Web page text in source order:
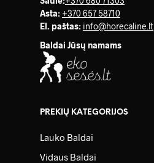
Asta: +370 657 58710
El. paštas: info@horecaline.lt
Baldai Jūsų namams
PREKIŲ KATEGORIJOS
Lauko Baldai
Vidaus Baldai